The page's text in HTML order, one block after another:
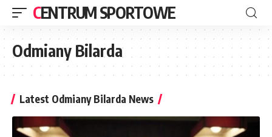
CENTRUM SPORTOWE
Odmiany Bilarda
Latest Odmiany Bilarda News